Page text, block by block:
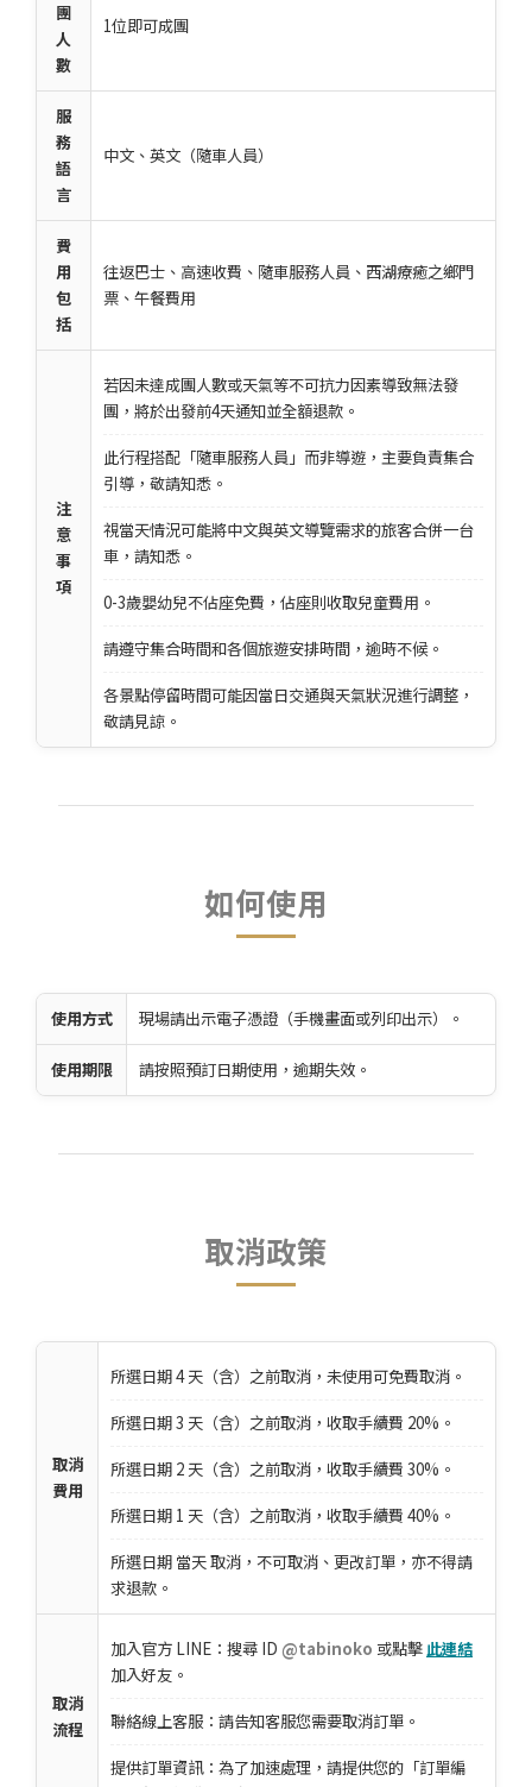
團
人
數
1位即可成團
服
務
語
言
中文、英文（隨車人員）
費
用
包
括
往返巴士、高速收費、隨車服務人員、西湖療癒之鄉門
票、午餐費用
注
意
事
項
若因未達成團人數或天氣等不可抗力因素導致無法發
團，將於出發前4天通知並全額退款。
此行程搭配「隨車服務人員」而非導遊，主要負責集合
引導，敬請知悉。
視當天情況可能將中文與英文導覽需求的旅客合併一台
車，請知悉。
0-3歲嬰幼兒不佔座免費，佔座則收取兒童費用。
請遵守集合時間和各個旅遊安排時間，逾時不候。
各景點停留時間可能因當日交通與天氣狀況進行調整，
敬請見諒。
如何使用
使用方式 現場請出示電子憑證（手機畫面或列印出示）。
使用期限 請按照預訂日期使用，逾期失效。
取消政策
取消
費用
所選日期 4 天（含）之前取消，未使用可免費取消。
所選日期 3 天（含）之前取消，收取手續費 20%。
所選日期 2 天（含）之前取消，收取手續費 30%。
所選日期 1 天（含）之前取消，收取手續費 40%。
所選日期 當天 取消，不可取消、更改訂單，亦不得請
求退款。
取消
流程
加入官方 LINE：搜尋 ID @tabinoko 或點擊此連結
加入好友。
聯絡線上客服：請告知客服您需要取消訂單。
提供訂單資訊：為了加速處理，請提供您的「訂單編